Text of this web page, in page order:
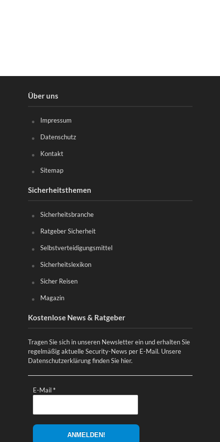
Über uns
Impressum
Datenschutz
Kontakt
Sitemap
Sicherheitsthemen
Sicherheitsbranche
Ratgeber Sicherheit
Selbstverteidigungsmittel
Sicherheitslexikon
Sicher Reisen
Magazin
Kostenlose News & Ratgeber
Tragen Sie sich in unseren Newsletter ein und erhalten Sie
regelmäßig aktuelle Security-News per E-Mail. Unsere
Datenschutzerklärung finden Sie hier.
E-Mail*